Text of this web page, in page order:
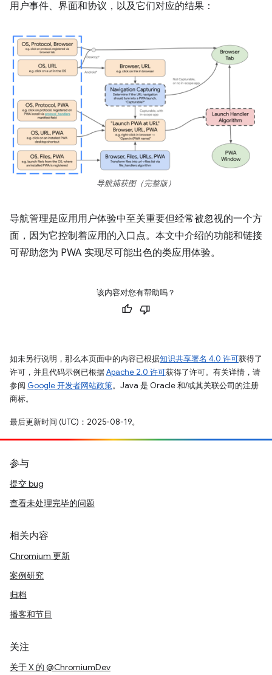
用户事件、界面和协议，以及它们对应的结果：
导航捕获图（完整版）
导航管理是应用用户体验中至关重要但经常被忽视的一个方
面，因为它控制着应用的入口点。本文中介绍的功能和链接
可帮助您为 PWA 实现尽可能出色的类应用体验。
该内容对您有帮助吗？
如未另行说明，那么本页面中的内容已根据知识共享署名 4.0 许可获得了
许可，并且代码示例已根据Apache 2.0 许可获得了许可。有关详情，请
参阅 Google 开发者网站政策。Java 是 Oracle 和/或其关联公司的注册
商标。
最后更新时间 (UTC)：2025-08-19。
参与
提交 bug
查看未处理完毕的问题
相关内容
Chromium 更新
案例研究
归档
播客和节目
关注
关于 X 的 @ChromiumDev